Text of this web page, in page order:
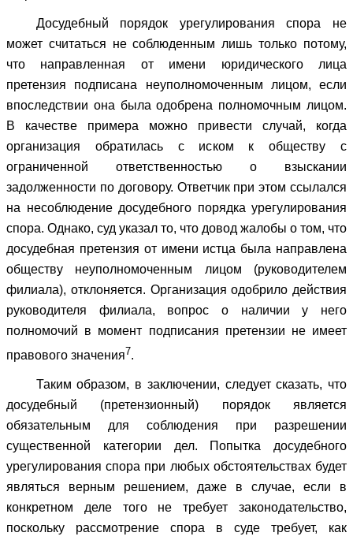
Досудебный порядок урегулирования спора не
может считаться не соблюденным лишь только потому,
что направленная от имени юридического лица
претензия подписана неуполномоченным лицом, если
впоследствии она была одобрена полномочным лицом.
В качестве примера можно привести случай, когда
организация обратилась с иском к обществу с
ограниченной ответственностью о взыскании
задолженности по договору. Ответчик при этом ссылался
на несоблюдение досудебного порядка урегулирования
спора. Однако, суд указал то, что довод жалобы о том, что
досудебная претензия от имени истца была направлена
обществу неуполномоченным лицом (руководителем
филиала), отклоняется. Организация одобрило действия
руководителя филиала, вопрос о наличии у него
полномочий в момент подписания претензии не имеет
правового значения7.
Таким образом, в заключении, следует сказать, что
досудебный (претензионный) порядок является
обязательным для соблюдения при разрешении
существенной категории дел. Попытка досудебного
урегулирования спора при любых обстоятельствах будет
являться верным решением, даже в случае, если в
конкретном деле того не требует законодательство,
поскольку рассмотрение спора в суде требует, как